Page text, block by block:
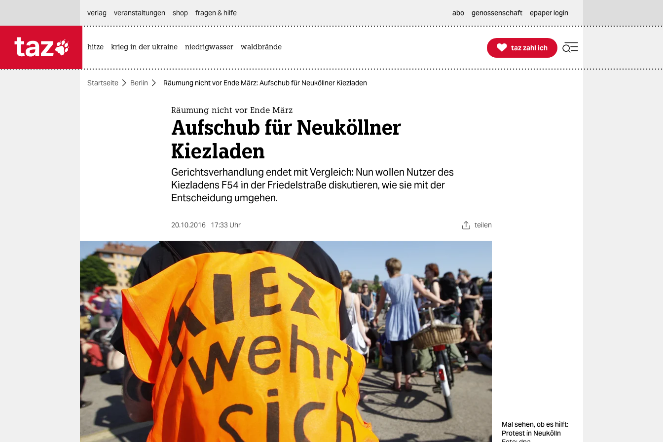
themen
nord
wahrheit
verlag
verlag
veranstaltungen
shop
fragen & hilfe
unterstützen
abo
genossenschaft
verlag
veranstaltungen shop fragen & hilfe abo genossenschaft epaper login
hitze krieg in der ukraine niedrigwasser waldbrände 
taz zahl ich
taz zahl ich
Startseite Berlin Räumung nicht vor Ende März: Aufschub für Neuköllner Kiezladen
Räumung nicht vor Ende März
Aufschub für Neuköllner
Kiezladen
Gerichtsverhandlung endet mit Vergleich: Nun wollen Nutzer des
Kiezladens F54 in der Friedelstraße diskutieren, wie sie mit der
Entscheidung umgehen.
20.10.2016 17:33 Uhr teilen
Mal sehen, ob es hilft:
Protest in Neukölln